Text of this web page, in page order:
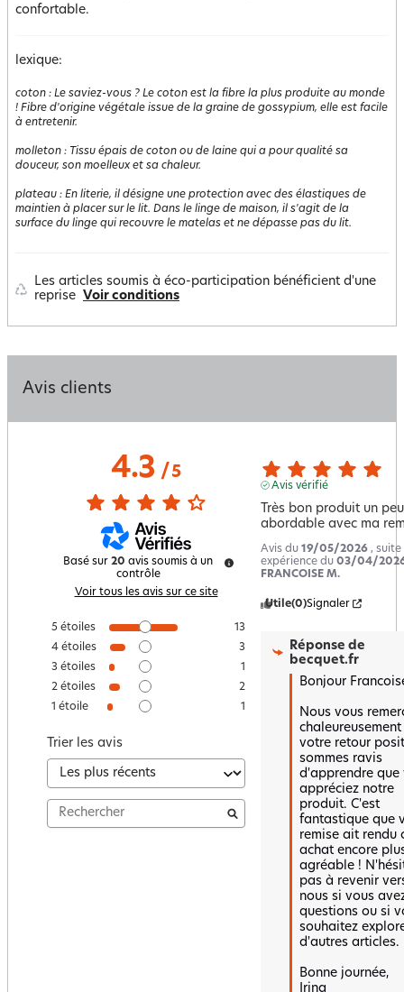
confortable.
lexique:
coton : Le saviez-vous ? Le coton est la fibre la plus produite au monde
! Fibre d'origine végétale issue de la graine de gossypium, elle est facile
à entretenir.
molleton : Tissu épais de coton ou de laine qui a pour qualité sa
douceur, son moelleux et sa chaleur.
plateau : En literie, il désigne une protection avec des élastiques de
maintien à placer sur le lit. Dans le linge de maison, il s'agit de la
surface du linge qui recouvre le matelas et ne dépasse pas du lit.
Les articles soumis à éco-participation bénéficient d'une
reprise Voir conditions
Avis clients
4.3/ 5
Basé sur 20 avis soumis à un
contrôle
Voir tous les avis sur ce site
5 étoiles
13
4 étoiles
3
3 étoiles
1
2 étoiles
2
1 étoile 1
Trier les avis
Avis vérifié
Très bon produit un
abordable avec ma
Avis du 19/05/2026 , suite
expérience du 03/04/
FRANCOISE M.
Utile(0)Signaler
Réponse de
becquet.fr
Bonjour
Nous vous
votre retour
sommes ravis
d'apprendre que
appréciez notre
produit. C'est
fantastique que
remise ait rendu
achat encore
agréable !
pas à revenir
nous si vous
questions ou si
souhaitez
d'autres articles.
Bonne journée,
Irina